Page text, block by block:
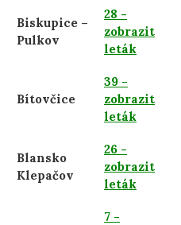
Biskupice –
Pulkov
28 -
zobrazit
leták
Bítovčice
39 -
zobrazit
leták
Blansko
Klepačov
26 -
zobrazit
leták
7 -